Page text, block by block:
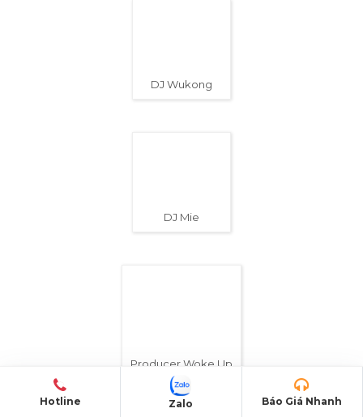
Hotline Báo Giá Nhanh
Zalo